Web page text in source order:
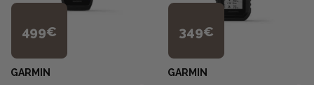
499€
GARMIN
349€
GARMIN